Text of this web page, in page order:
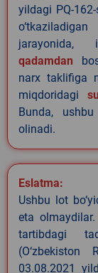
yildagi PQ-
jarayonida,
qadamdan
narx taklifiga
miqdoridagi
Bunda,
olinadi.
Eslatma:
Ushbu lot
eta
tartibdagi
(O‘zbekiston
03.08.2021